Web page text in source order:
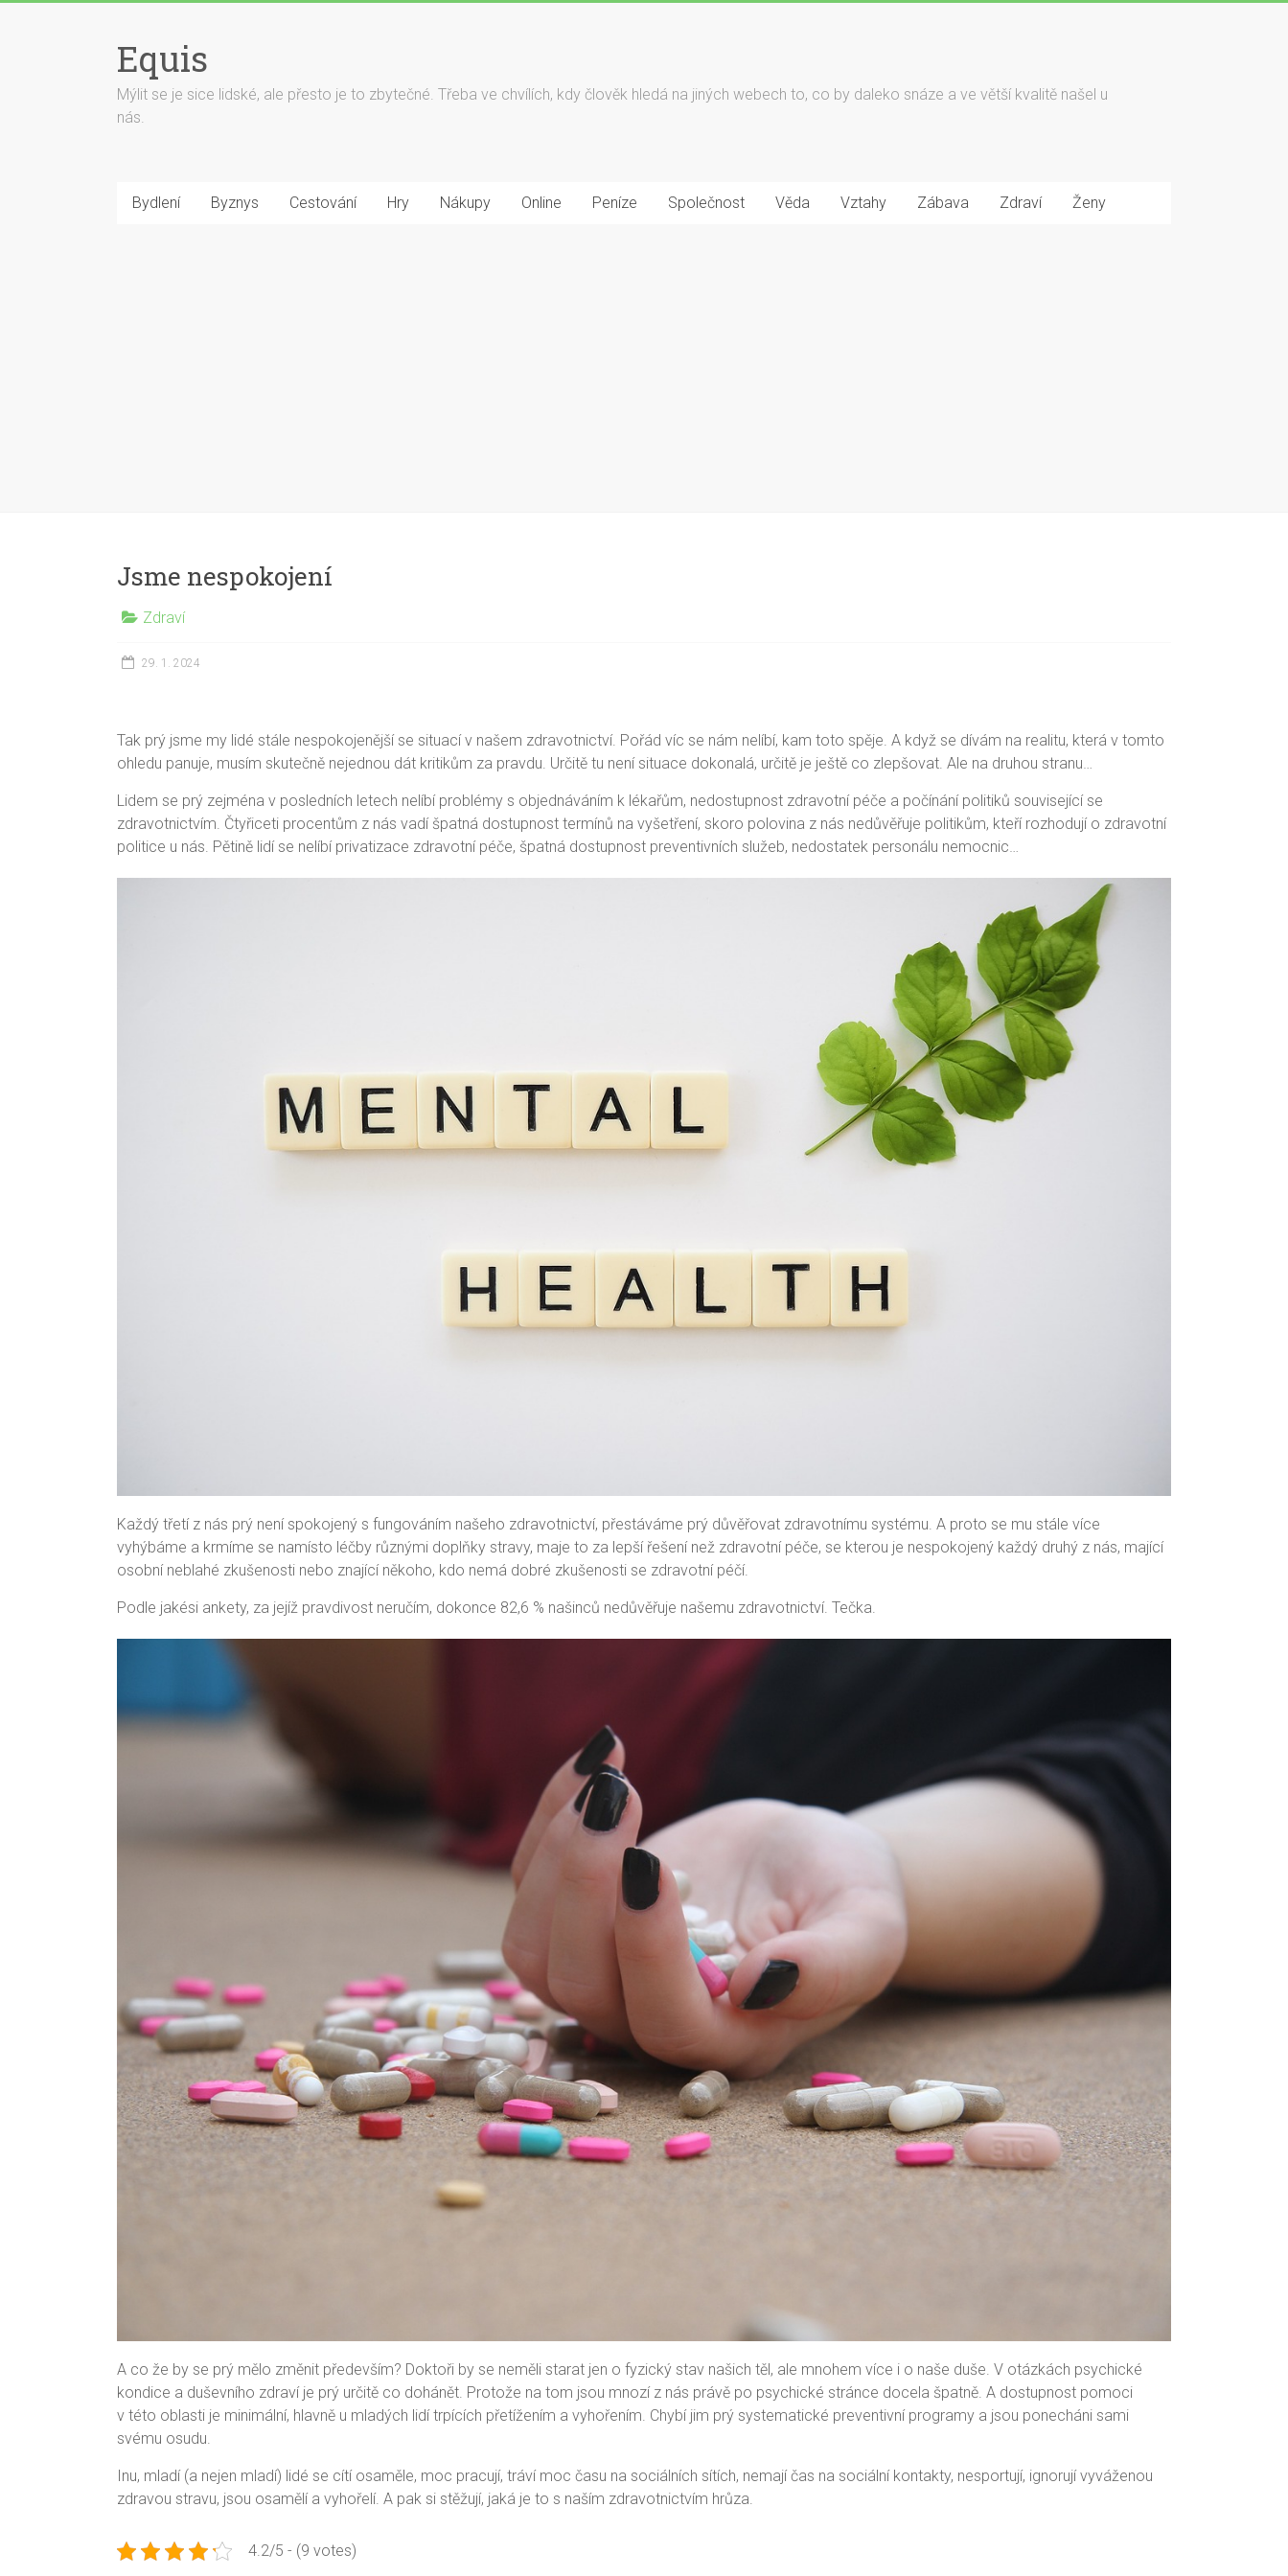
Equis
Mýlit se je sice lidské, ale přesto je to zbytečné. Třeba ve chvílích, kdy člověk hledá na jiných webech to, co by daleko snáze a ve větší kvalitě našel u
nás.
Bydlení Byznys Cestování Hry Nákupy Online Peníze Společnost Věda Vztahy Zábava Zdraví Ženy
Jsme nespokojení
Zdraví
29. 1. 2024
Tak prý jsme my lidé stále nespokojenější se situací v našem zdravotnictví. Pořád víc se nám nelíbí, kam toto spěje. A když se dívám na realitu, která v tomto
ohledu panuje, musím skutečně nejednou dát kritikům za pravdu. Určitě tu není situace dokonalá, určitě je ještě co zlepšovat. Ale na druhou stranu…
Lidem se prý zejména v posledních letech nelíbí problémy s objednáváním k lékařům, nedostupnost zdravotní péče a počínání politiků související se
zdravotnictvím. Čtyřiceti procentům z nás vadí špatná dostupnost termínů na vyšetření, skoro polovina z nás nedůvěřuje politikům, kteří rozhodují o zdravotní
politice u nás. Pětině lidí se nelíbí privatizace zdravotní péče, špatná dostupnost preventivních služeb, nedostatek personálu nemocnic…
Každý třetí z nás prý není spokojený s fungováním našeho zdravotnictví, přestáváme prý důvěřovat zdravotnímu systému. A proto se mu stále více
vyhýbáme a krmíme se namísto léčby různými doplňky stravy, maje to za lepší řešení než zdravotní péče, se kterou je nespokojený každý druhý z nás, mající
osobní neblahé zkušenosti nebo znající někoho, kdo nemá dobré zkušenosti se zdravotní péčí.
Podle jakési ankety, za jejíž pravdivost neručím, dokonce 82,6 % našinců nedůvěřuje našemu zdravotnictví. Tečka.
A co že by se prý mělo změnit především? Doktoři by se neměli starat jen o fyzický stav našich těl, ale mnohem více i o naše duše. V otázkách psychické
kondice a duševního zdraví je prý určitě co dohánět. Protože na tom jsou mnozí z nás právě po psychické stránce docela špatně. A dostupnost pomoci
v této oblasti je minimální, hlavně u mladých lidí trpících přetížením a vyhořením. Chybí jim prý systematické preventivní programy a jsou ponecháni sami
svému osudu.
Inu, mladí (a nejen mladí) lidé se cítí osaměle, moc pracují, tráví moc času na sociálních sítích, nemají čas na sociální kontakty, nesportují, ignorují vyváženou
zdravou stravu, jsou osamělí a vyhořelí. A pak si stěžují, jaká je to s naším zdravotnictvím hrůza.
4.2/5 - (9 votes)